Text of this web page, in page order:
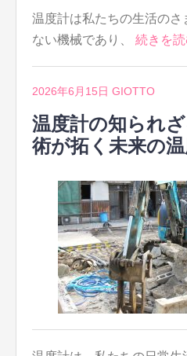
温度計は私たちの生活の
ない機械であり、 続きを
2026年6月15日 GIOTTO
温度計の知られ
術が拓く未来の